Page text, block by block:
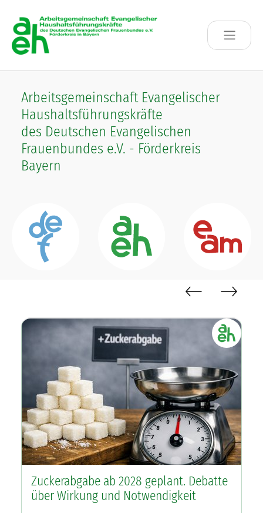
Arbeitsgemeinschaft Evangelischer
Haushaltsführungskräfte
des Deutschen Evangelischen
Frauenbundes e.V. - Förderkreis
Bayern
© Foto erstellt mit Copilot
Zuckerabgabe ab 2028 geplant. Debatte
über Wirkung und Notwendigkeit